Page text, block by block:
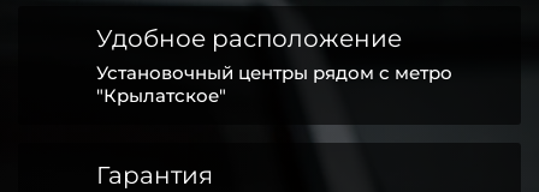
Удобное расположение
Установочный центры рядом с метро
"Крылатское"
Гарантия